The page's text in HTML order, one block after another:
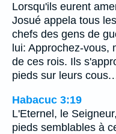
Lorsqu'ils eurent
Josué appela tous
chefs des gens de
lui: Approchez-vous,
de ces rois. Ils
pieds sur leurs
Habacuc 3:19
L'Eternel, le
pieds semblables à